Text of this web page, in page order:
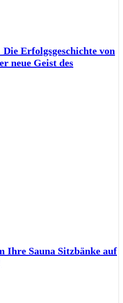
Erfolgsgeschichte von
neue Geist des
Ihre Sauna Sitzbänke auf